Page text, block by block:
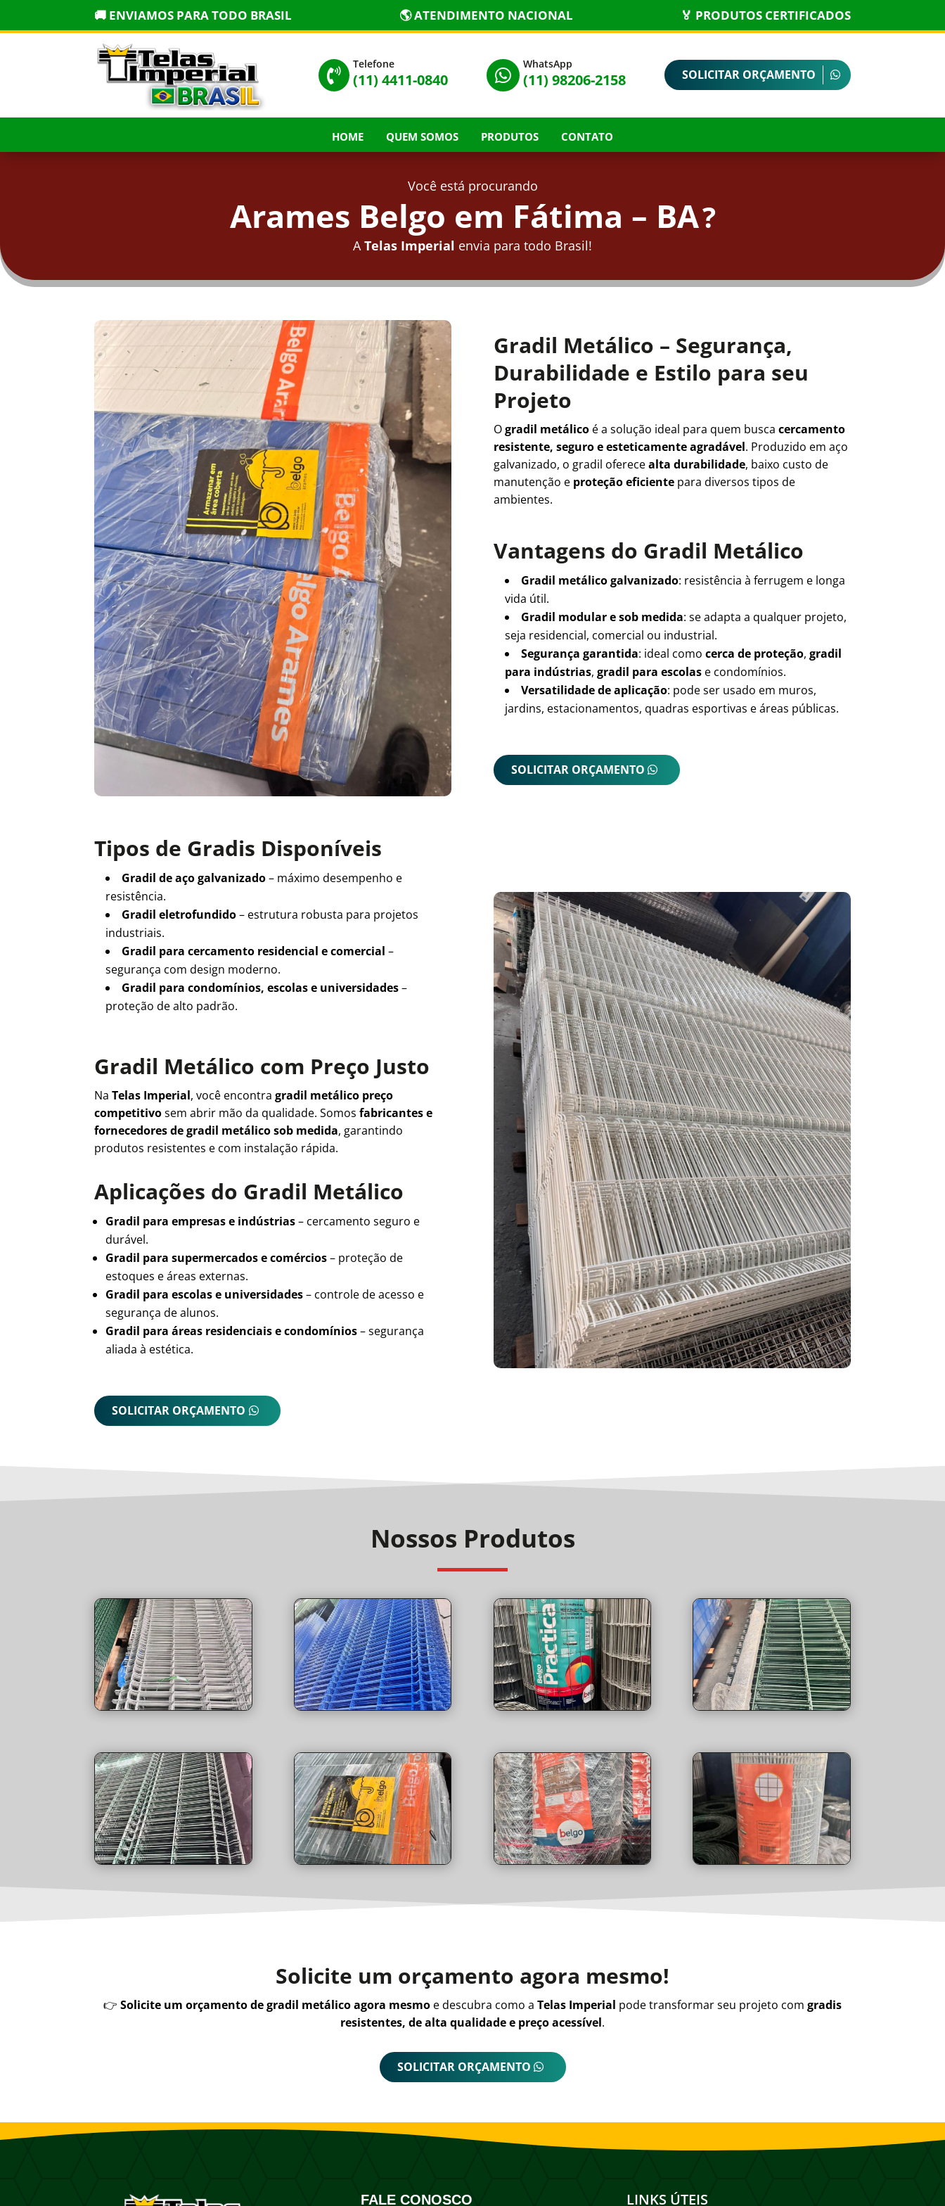
🚚 ENVIAMOS PARA TODO BRASIL 🌎 ATENDIMENTO NACIONAL 🏅 PRODUTOS CERTIFICADOS

Telefone
(11) 4411-0840 
WhatsApp
(11) 98206-2158 SOLICITAR ORÇAMENTO
HOME QUEM SOMOS PRODUTOS CONTATO
Você está procurando
Arames Belgo em Fátima – BA?
ATelas Imperial envia para todo Brasil!
Gradil Metálico – Segurança,
Durabilidade e Estilo para seu
Projeto
Ogradil metálicoé a solução ideal para quem busca cercamento
resistente, seguro e esteticamente agradável. Produzido em aço
galvanizado, o gradil oferecealta durabilidade, baixo custo de
manutenção e proteção eficientepara diversos tipos de
ambientes.
Vantagens do Gradil Metálico
Gradil metálico galvanizado: resistência à ferrugem e longa
vida útil.
Gradil modular e sob medida: se adapta a qualquer projeto,
seja residencial, comercial ou industrial.
Segurança garantida: ideal como cerca de proteção, gradil
para indústrias, gradil para escolase condomínios.
Versatilidade de aplicação: pode ser usado em muros,
jardins, estacionamentos, quadras esportivas e áreas públicas.
SOLICITAR ORÇAMENTO
Tipos de Gradis Disponíveis
Gradil de aço galvanizado– máximo desempenho e
resistência.
Gradil eletrofundido– estrutura robusta para projetos
industriais.
Gradil para cercamento residencial e comercial –
segurança com design moderno.
Gradil para condomínios, escolas e universidades–
proteção de alto padrão.
Gradil Metálico com Preço Justo
NaTelas Imperial, você encontragradil metálico preço
competitivosem abrir mão da qualidade. Somosfabricantes e
fornecedores de gradil metálico sob medida, garantindo
produtos resistentes e com instalação rápida.
Aplicações do Gradil Metálico
Gradil para empresas e indústrias– cercamento seguro e
durável.
Gradil para supermercados e comércios– proteção de
estoques e áreas externas.
Gradil para escolas e universidades– controle de acesso e
segurança de alunos.
Gradil para áreas residenciais e condomínios– segurança
aliada à estética.
SOLICITAR ORÇAMENTO
Nossos Produtos
Solicite um orçamento agora mesmo!
👉 Solicite um orçamento de gradil metálico agora mesmo e descubra como a Telas Imperial pode transformar seu projeto com gradis
resistentes, de alta qualidade e preço acessível.
SOLICITAR ORÇAMENTO
FALE CONOSCO LINKS ÚTEIS